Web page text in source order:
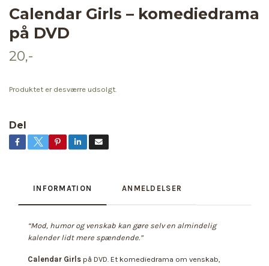
Calendar Girls – komediedrama
på DVD
20,-
Produktet er desværre udsolgt.
Del
INFORMATION ANMELDELSER
“Mod, humor og venskab kan gøre selv en almindelig
kalender lidt mere spændende.”
Calendar Girls på DVD. Et komediedrama om venskab,